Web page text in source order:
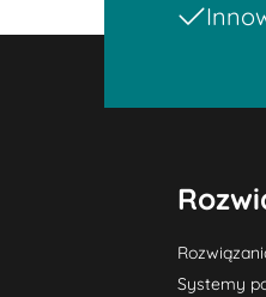
Systemy